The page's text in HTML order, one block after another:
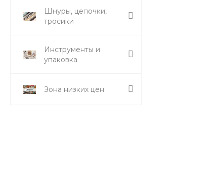
Шнуры, цепочки,
тросики
Инструменты и
упаковка
Зона низких цен